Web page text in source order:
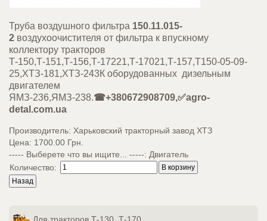
Труба воздушного фильтра 150.11.015-
2 воздухоочистителя от фильтра к впускному
коллектору тракторов
Т-150,Т-151,Т-156,Т-17221,Т-17021,Т-157,Т150-05-09-
25,ХТЗ-181,ХТЗ-243К оборудованных дизельным
двигателем
ЯМЗ-236,ЯМЗ-238.☎+380672908709,✅agro-
detal.com.ua
Производитель: Харьковский тракторный завод ХТЗ
Цена: 1700.00 Грн.
----- Выберете что вы ищите... -----: Двигатель
Количество: